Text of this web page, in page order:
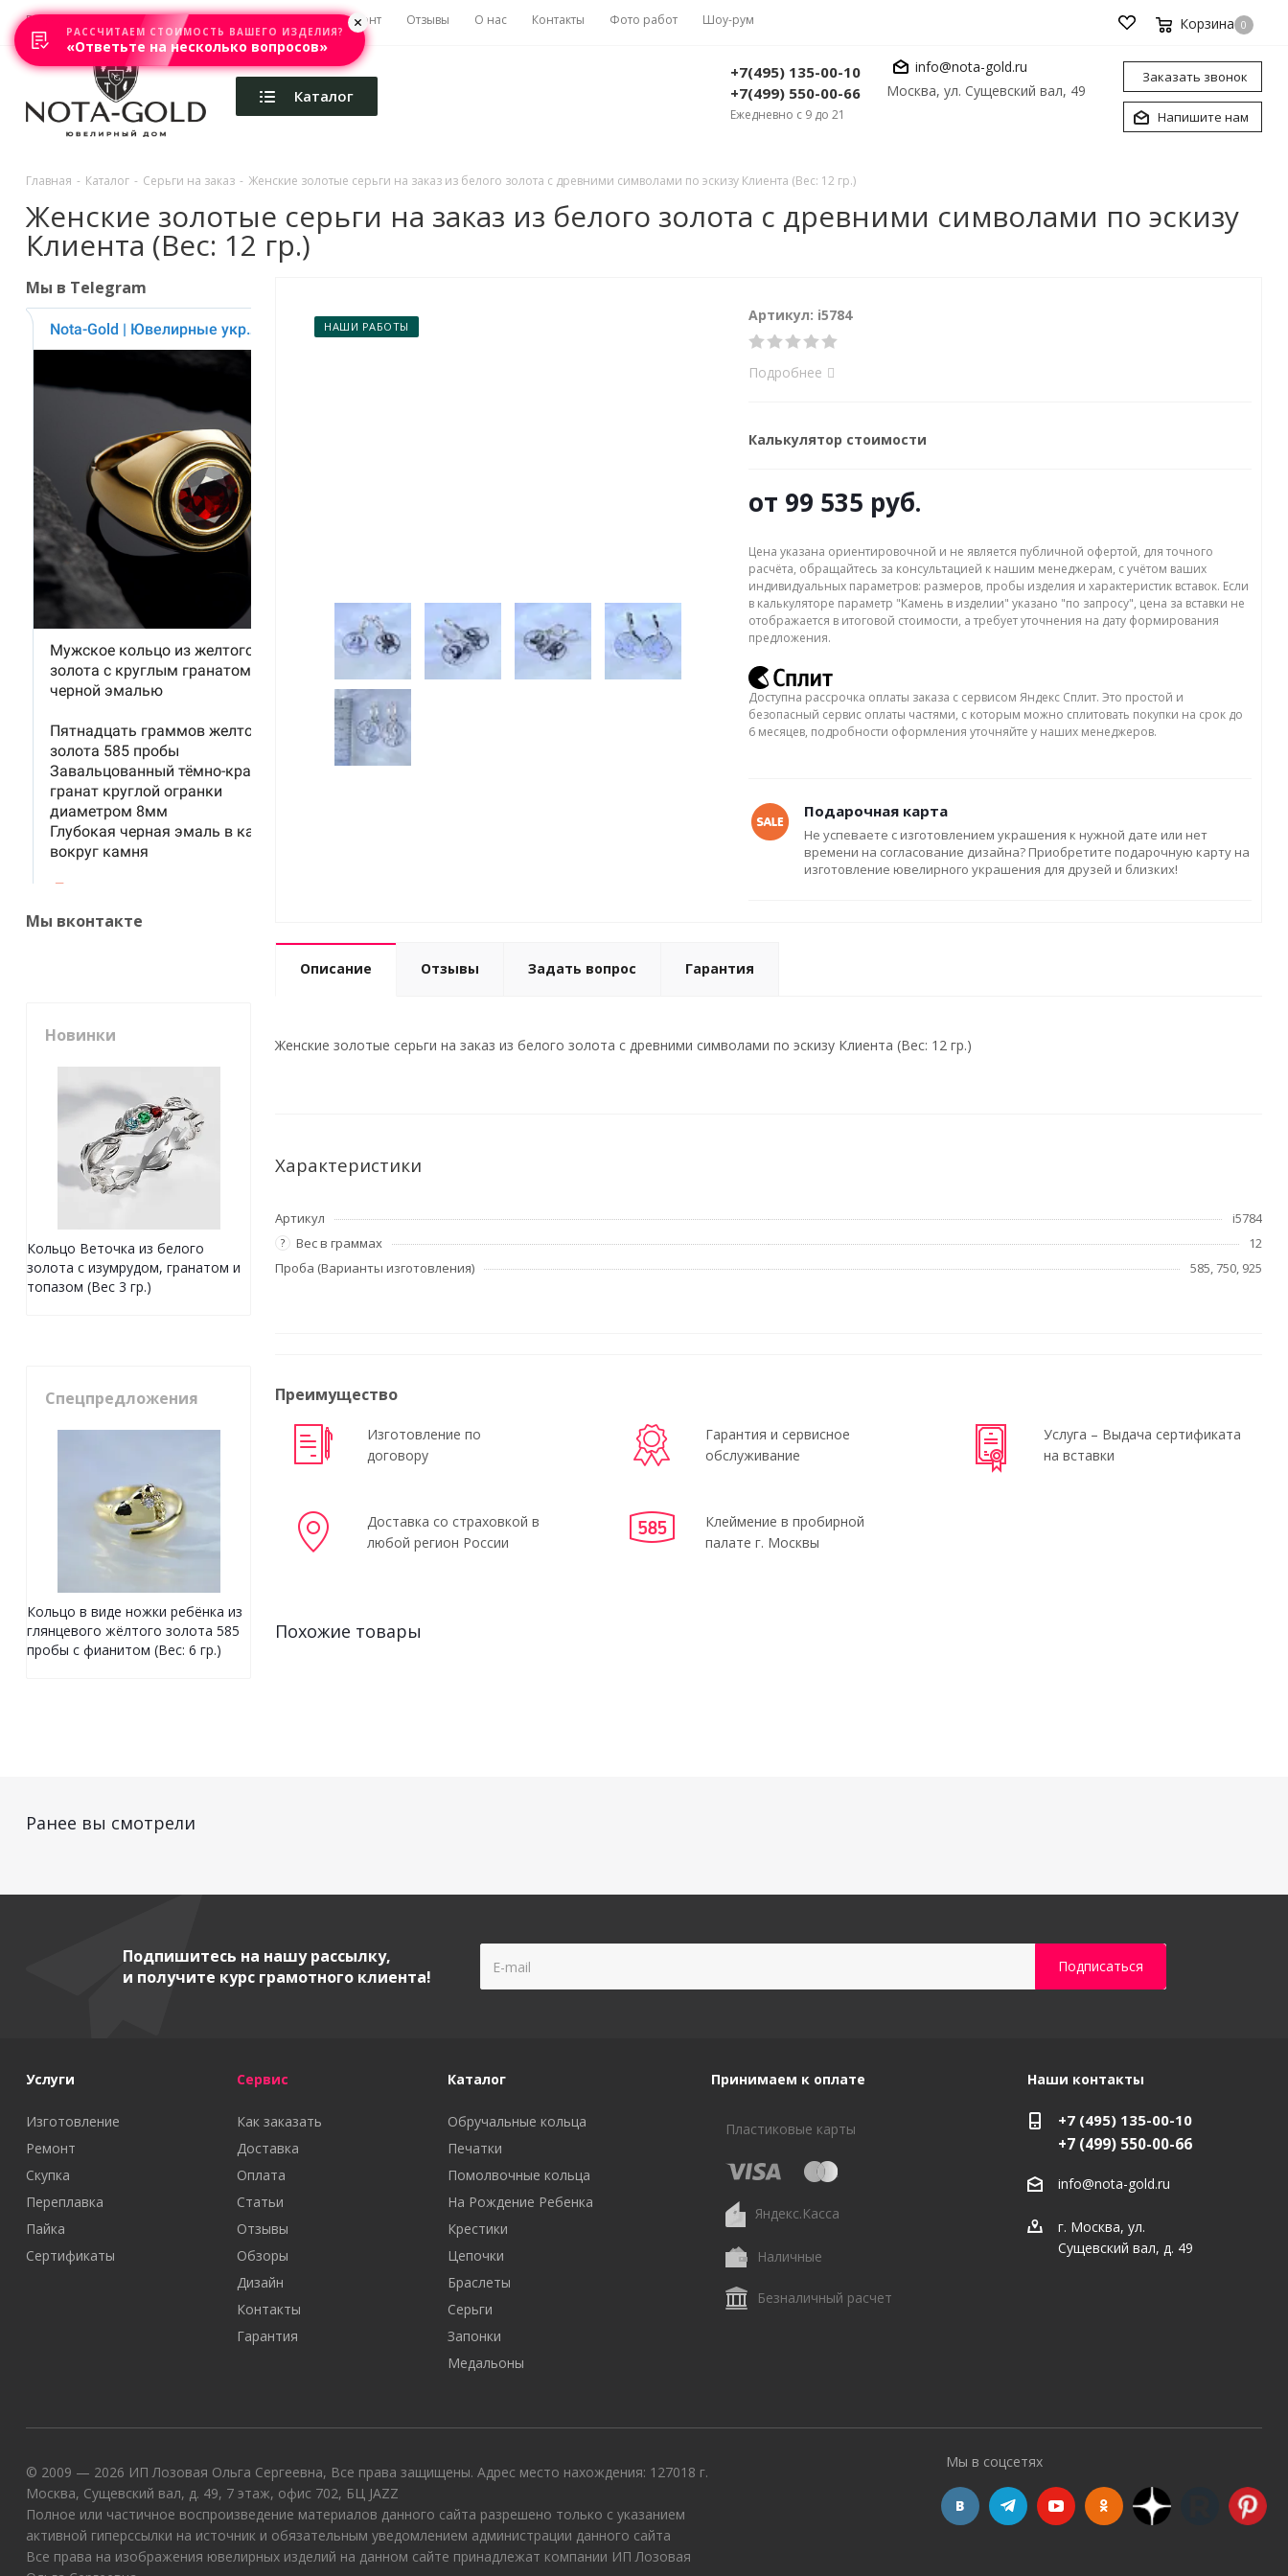
Главная Акции Каталоги Изготовление Ремонт Отзывы О нас Контакты Фото работ Шоу-рум Корзина 0
Каталог
+7(495) 135-00-10
+7(499) 550-00-66
Ежедневно с 9 до 21
info@nota-gold.ru
Москва, ул. Сущевский вал, 49
Заказать звонок
Напишите нам
Главная - Каталог - Серьги на заказ - Женские золотые серьги на заказ из белого золота с древними символами по эскизу Клиента (Вес: 12 гр.)
Женские золотые серьги на заказ из белого золота с древними символами по эскизу
Клиента (Вес: 12 гр.)
НАШИ РАБОТЫ
Артикул: i5784
Подробнее
Калькулятор стоимости
от 99 535 руб.
Цена указана ориентировочной и не является публичной офертой, для точного
расчёта, обращайтесь за консультацией к нашим менеджерам, с учётом ваших
индивидуальных параметров: размеров, пробы изделия и характеристик вставок. Если
в калькуляторе параметр "Камень в изделии" указано "по запросу", цена за вставки не
отображается в итоговой стоимости, а требует уточнения на дату формирования
предложения.
Доступна рассрочка оплаты заказа с сервисом Яндекс Сплит. Это простой и
безопасный сервис оплаты частями, с которым можно сплитовать покупки на срок до
6 месяцев, подробности оформления уточняйте у наших менеджеров.
Подарочная карта
Не успеваете с изготовлением украшения к нужной дате или нет
времени на согласование дизайна? Приобретите подарочную карту на
изготовление ювелирного украшения для друзей и близких!
Описание Отзывы Задать вопрос Гарантия
Женские золотые серьги на заказ из белого золота с древними символами по эскизу Клиента (Вес: 12 гр.)
Характеристики
Артикул i5784
? Вес в граммах
12
Проба (Варианты изготовления)
585, 750, 925
Преимущество
Изготовление по
договору
Гарантия и сервисное
обслуживание
Услуга – Выдача сертификата
на вставки
Доставка со страховкой в
любой регион России
Клеймение в пробирной
палате г. Москвы
Похожие товары
Мы в Telegram
Мы вконтакте
Новинки
Кольцо Веточка из белого
золота с изумрудом, гранатом и
топазом (Вес 3 гр.)
Спецпредложения
Кольцо в виде ножки ребёнка из
глянцевого жёлтого золота 585
пробы с фианитом (Вес: 6 гр.)
Ранее вы смотрели
Подпишитесь на нашу рассылку,
и получите курс грамотного клиента!
Услуги
Изготовление
Ремонт
Скупка
Переплавка
Пайка
Сертификаты
Сервис
Как заказать
Доставка
Оплата
Статьи
Отзывы
Обзоры
Дизайн
Контакты
Гарантия
Каталог
Обручальные кольца
Печатки
Помолвочные кольца
На Рождение Ребенка
Крестики
Цепочки
Браслеты
Серьги
Запонки
Медальоны
Принимаем к оплате
Пластиковые карты
Яндекс.Касса
Наличные
Безналичный расчет
Наши контакты
+7 (495) 135-00-10
+7 (499) 550-00-66
info@nota-gold.ru
г. Москва, ул.
Сущевский вал, д. 49
© 2009 — 2026 ИП Лозовая Ольга Сергеевна, Все права защищены. Адрес место нахождения: 127018 г.
Москва, Сущевский вал, д. 49, 7 этаж, офис 702, БЦ JAZZ
Полное или частичное воспроизведение материалов данного сайта разрешено только с указанием
активной гиперссылки на источник и обязательным уведомлением администрации данного сайта
Все права на изображения ювелирных изделий на данном сайте принадлежат компании ИП Лозовая
Мы в соцсетях
РАССЧИТАЕМ СТОИМОСТЬ ВАШЕГО ИЗДЕЛИЯ?
«Ответьте на несколько вопросов»